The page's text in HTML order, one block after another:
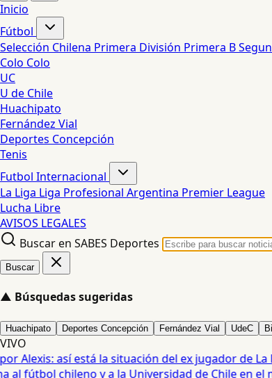
Inicio
Fútbol
Selección Chilena Primera División Primera B
Colo Colo
UC
U de Chile
Huachipato
Fernández Vial
Deportes Concepción
Tenis
Futbol Internacional
La Liga Liga Profesional Argentina Premier League
Lucha Libre
AVISOS LEGALES
Buscar en SABES Deportes
Buscar
▲ Búsquedas sugeridas
Huachipato Deportes Concepción Fernández Vial UdeC
VIVO
Alexis: así está la situación del ex jugador de La
fútbol chileno y a la Universidad de Chile en el